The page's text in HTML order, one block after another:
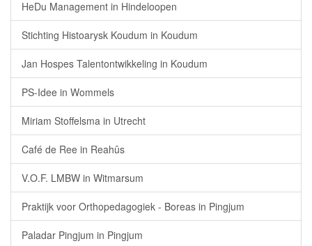
HeDu Management in Hindeloopen
Stichting Histoarysk Koudum in Koudum
Jan Hospes Talentontwikkeling in Koudum
PS-Idee in Wommels
Miriam Stoffelsma in Utrecht
Café de Ree in Reahûs
V.O.F. LMBW in Witmarsum
Praktijk voor Orthopedagogiek - Boreas in Pingjum
Paladar Pingjum in Pingjum